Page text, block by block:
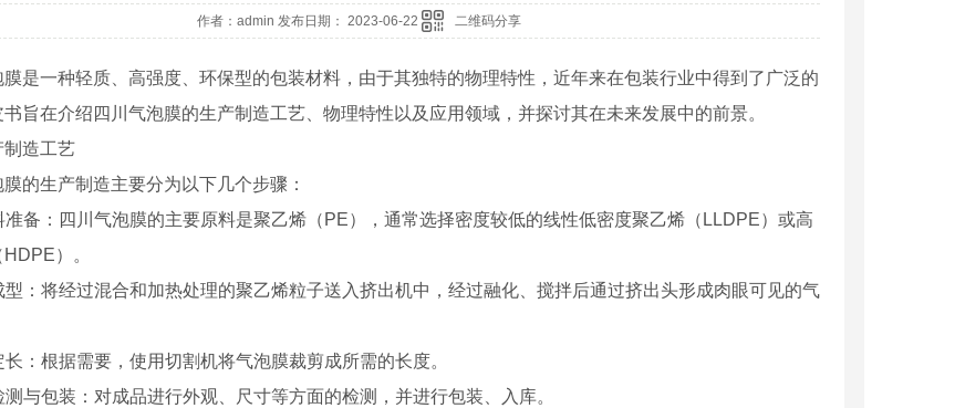
作者：admin 发布日期： 2023-06-22 二维码分享
膜是一种轻质、高强度、环保型的包装材料，由于其独特的物理特性，近年来在包装行业中得到了广泛的
旨在介绍四川气泡膜的生产制造工艺、物理特性以及应用领域，并探讨其在未来发展中的前景。
制造工艺
膜的生产制造主要分为以下几个步骤：
准备：四川气泡膜的主要原料是聚乙烯（PE），通常选择密度较低的线性低密度聚乙烯（LLDPE）或高
）。
型：将经过混合和加热处理的聚乙烯粒子送入挤出机中，经过融化、搅拌后通过挤出头形成肉眼可见的气
长：根据需要，使用切割机将气泡膜裁剪成所需的长度。
测与包装：对成品进行外观、尺寸等方面的检测，并进行包装、入库。